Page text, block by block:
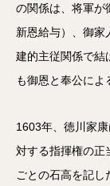
の関係は、将軍が
新恩給与）、御家
建的主従関係で結
も御恩と奉公によ
1603年、徳川家
対する指揮権の正
ごとの石高を記